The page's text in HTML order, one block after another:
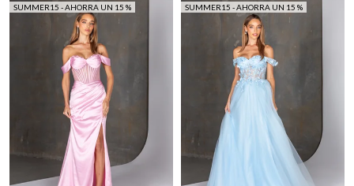
SUMMER15 - AHORRA UN 15 % SUMMER15 - AHORRA UN 15 %